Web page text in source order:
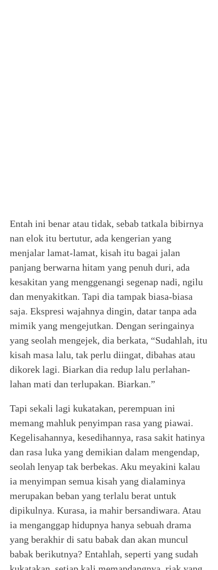
Entah ini benar atau tidak, sebab tatkala bibirnya
nan elok itu bertutur, ada kengerian yang
menjalar lamat-lamat, kisah itu bagai jalan
panjang berwarna hitam yang penuh duri, ada
kesakitan yang menggenangi segenap nadi, ngilu
dan menyakitkan. Tapi dia tampak biasa-biasa
saja. Ekspresi wajahnya dingin, datar tanpa ada
mimik yang mengejutkan. Dengan seringainya
yang seolah mengejek, dia berkata, “Sudahlah, itu
kisah masa lalu, tak perlu diingat, dibahas atau
dikorek lagi. Biarkan dia redup lalu perlahan-
lahan mati dan terlupakan. Biarkan.”
Tapi sekali lagi kukatakan, perempuan ini
memang mahluk penyimpan rasa yang piawai.
Kegelisahannya, kesedihannya, rasa sakit hatinya
dan rasa luka yang demikian dalam mengendap,
seolah lenyap tak berbekas. Aku meyakini kalau
ia menyimpan semua kisah yang dialaminya
merupakan beban yang terlalu berat untuk
dipikulnya. Kurasa, ia mahir bersandiwara. Atau
ia menganggap hidupnya hanya sebuah drama
yang berakhir di satu babak dan akan muncul
babak berikutnya? Entahlah, seperti yang sudah